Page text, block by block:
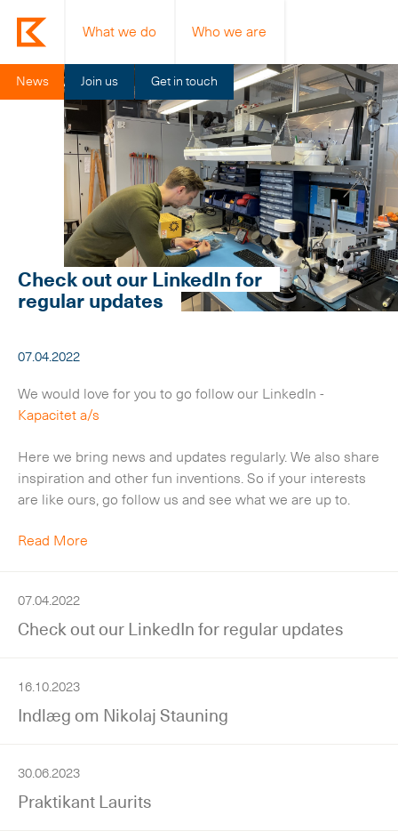
What we do Who we are
News Join us Get in touch
Check out our LinkedIn for
regular updates
07.04.2022
We would love for you to go follow our LinkedIn -
Kapacitet a/s
Here we bring news and updates regularly. We also share
inspiration and other fun inventions. So if your interests
are like ours, go follow us and see what we are up to.
Read More
07.04.2022
Check out our LinkedIn for regular updates
16.10.2023
Indlæg om Nikolaj Stauning
30.06.2023
Praktikant Laurits